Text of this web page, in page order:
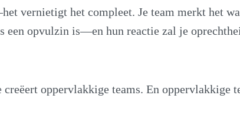
vernietigt het compleet. Je team merkt het
een opvulzin is—en hun reactie zal je
oppervlakkige teams. En oppervlakkige